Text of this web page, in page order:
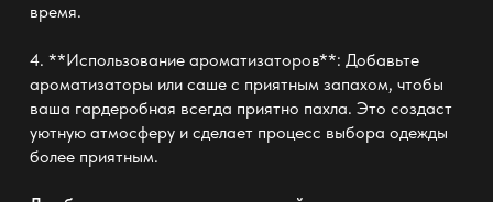
время.
4. **Использование ароматизаторов**: Добавьте
ароматизаторы или саше с приятным запахом, чтобы
ваша гардеробная всегда приятно пахла. Это создаст
уютную атмосферу и сделает процесс выбора одежды
более приятным.